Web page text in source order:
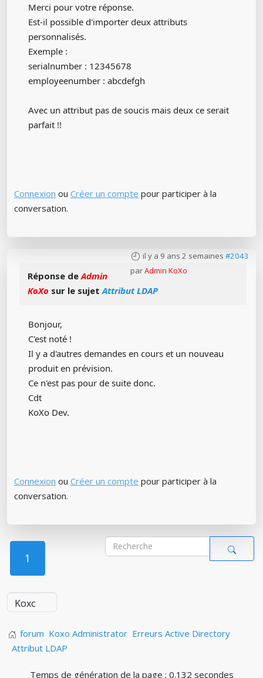
Merci pour votre réponse.
Est-il possible d'importer deux attributs
personnalisés.
Exemple :
serialnumber : 12345678
employeenumber : abcdefgh
Avec un attribut pas de soucis mais deux ce serait
parfait !!
Connexion ou Créer un compte pour participer à la
conversation.
il y a 9 ans 2 semaines #2043
parAdmin KoXo
Réponse deAdmin
KoXo sur le sujet Attribut LDAP
Bonjour,
C'est noté !
Il y a d'autres demandes en cours et un nouveau
produit en prévision.
Ce n'est pas pour de suite donc.
Cdt
KoXo Dev.
Connexion ou Créer un compte pour participer à la
conversation.
1
forum Koxo Administrator Erreurs Active Directory
Attribut LDAP
Temps de génération de la page : 0.132 secondes